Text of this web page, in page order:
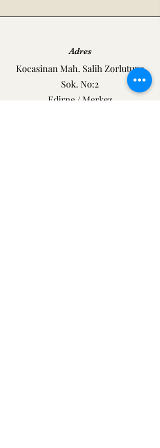
Adres
Kocasinan Mah. Salih Zorlutuna
Sok. No:2
Edirne / Merkez